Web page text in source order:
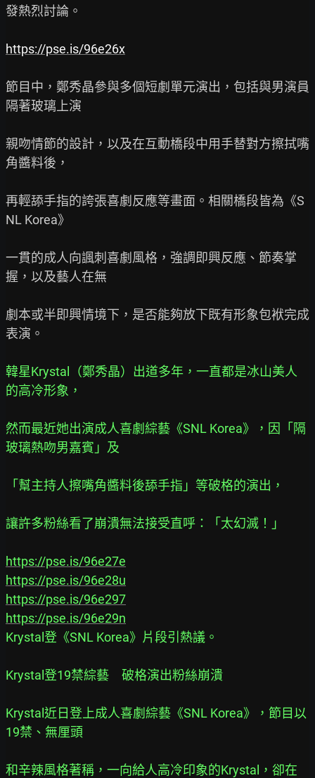
發熱烈討論。
https://pse.is/96e26x
節目中，鄭秀晶參與多個短劇單元演出，包括與男演員
隔著玻璃上演
親吻情節的設計，以及在互動橋段中用手替對方擦拭嘴
角醬料後，
再輕舔手指的誇張喜劇反應等畫面。相關橋段皆為《S
NL Korea》
一貫的成人向諷刺喜劇風格，強調即興反應、節奏掌
握，以及藝人在無
劇本或半即興情境下，是否能夠放下既有形象包袱完成
表演。
韓星Krystal（鄭秀晶）出道多年，一直都是冰山美人
的高冷形象，
然而最近她出演成人喜劇綜藝《SNL Korea》，因「隔
玻璃熱吻男嘉賓」及
「幫主持人擦嘴角醬料後舔手指」等破格的演出，
讓許多粉絲看了崩潰無法接受直呼：「太幻滅！」
https://pse.is/96e27e
https://pse.is/96e28u
https://pse.is/96e297
https://pse.is/96e29n
Krystal登《SNL Korea》片段引熱議。
Krystal登19禁綜藝　破格演出粉絲崩潰
Krystal近日登上成人喜劇綜藝《SNL Korea》，節目以
19禁、無厘頭
和辛辣風格著稱，一向給人高冷印象的Krystal，卻在